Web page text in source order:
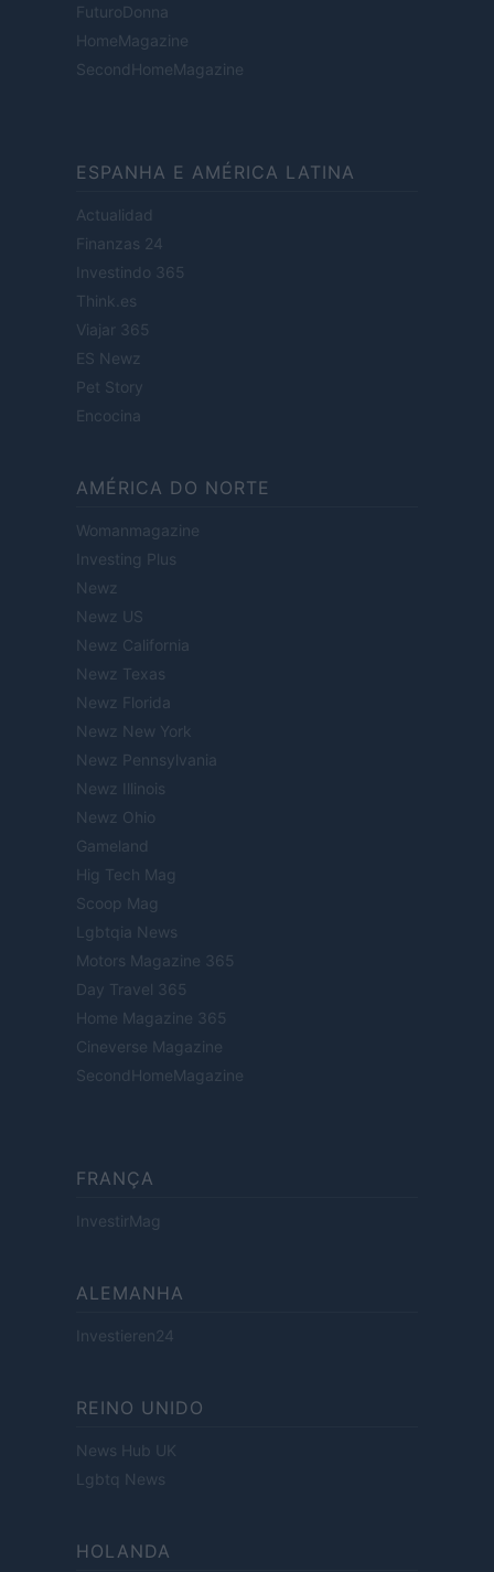
FuturoDonna
HomeMagazine
SecondHomeMagazine
ESPANHA E AMÉRICA LATINA
Actualidad
Finanzas 24
Investindo 365
Think.es
Viajar 365
ES Newz
Pet Story
Encocina
AMÉRICA DO NORTE
Womanmagazine
Investing Plus
Newz
Newz US
Newz California
Newz Texas
Newz Florida
Newz New York
Newz Pennsylvania
Newz Illinois
Newz Ohio
Gameland
Hig Tech Mag
Scoop Mag
Lgbtqia News
Motors Magazine 365
Day Travel 365
Home Magazine 365
Cineverse Magazine
SecondHomeMagazine
FRANÇA
InvestirMag
ALEMANHA
Investieren24
REINO UNIDO
News Hub UK
Lgbtq News
HOLANDA